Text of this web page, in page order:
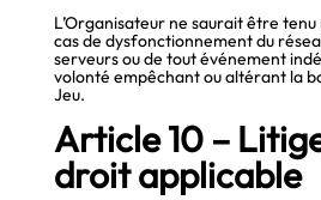
L’Organisateur ne saurait être
cas de dysfonctionnement du
serveurs ou de tout événement
volonté empêchant ou altérant la
Jeu.
Article 10 –
droit applicable